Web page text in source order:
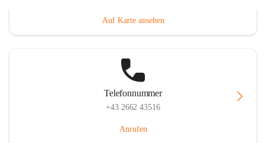
Auf Karte ansehen
Telefonnummer
+43 2662 43516
Anrufen